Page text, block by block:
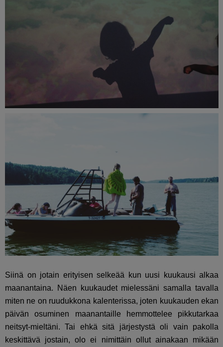
Siinä on jotain erityisen selkeää kun uusi kuukausi alkaa
maanantaina. Näen kuukaudet mielessäni samalla tavalla
miten ne on ruudukkona kalenterissa, joten kuukauden ekan
päivän osuminen maanantaille hemmottelee pikkutarkaa
neitsyt-mieltäni. Tai ehkä sitä järjestystä oli vain pakolla
keskittävä jostain, olo ei nimittäin ollut ainakaan mikään